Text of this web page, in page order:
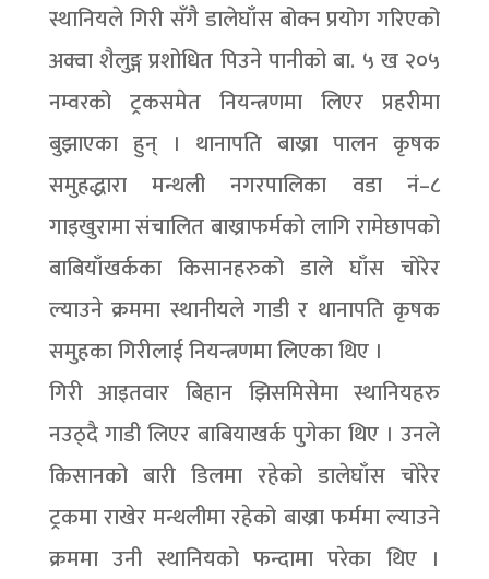
स्थानियले गिरी सँगै डालेघाँस बोक्न प्रयोग गरिएको
अक्वा शैलुङ्ग प्रशोधित पिउने पानीको बा. ५ ख २०५
नम्वरको ट्रकसमेत नियन्त्रणमा लिएर प्रहरीमा
बुझाएका हुन् । थानापति बाख्रा पालन कृषक
समुहद्धारा मन्थली नगरपालिका वडा नं–८
गाइखुरामा संचालित बाख्राफर्मको लागि रामेछापको
बाबियाँखर्कका किसानहरुको डाले घाँस चोरेर
ल्याउने क्रममा स्थानीयले गाडी र थानापति कृषक
समुहका गिरीलाई नियन्त्रणमा लिएका थिए ।
गिरी आइतवार बिहान झिसमिसेमा स्थानियहरु
नउठ्दै गाडी लिएर बाबियाखर्क पुगेका थिए । उनले
किसानको बारी डिलमा रहेको डालेघाँस चोरेर
ट्रकमा राखेर मन्थलीमा रहेको बाख्रा फर्ममा ल्याउने
क्रममा उनी स्थानियको फन्दामा परेका थिए ।